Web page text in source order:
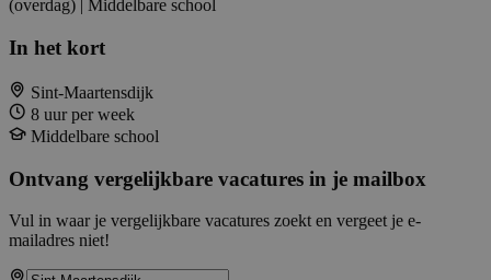
(overdag) | Middelbare school
In het kort
Sint-Maartensdijk
8 uur per week
Middelbare school
Ontvang vergelijkbare vacatures in je mailbox
Vul in waar je vergelijkbare vacatures zoekt en vergeet je e-
mailadres niet!